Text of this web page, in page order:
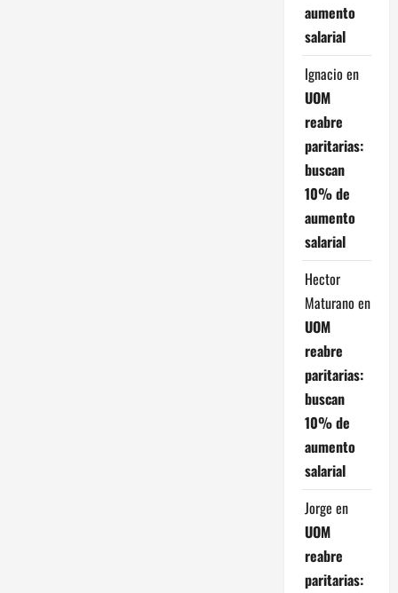
aumento
salarial
Ignacio en
UOM
reabre
paritarias:
buscan
10% de
aumento
salarial
Hector
Maturano en
UOM
reabre
paritarias:
buscan
10% de
aumento
salarial
Jorge en
UOM
reabre
paritarias: